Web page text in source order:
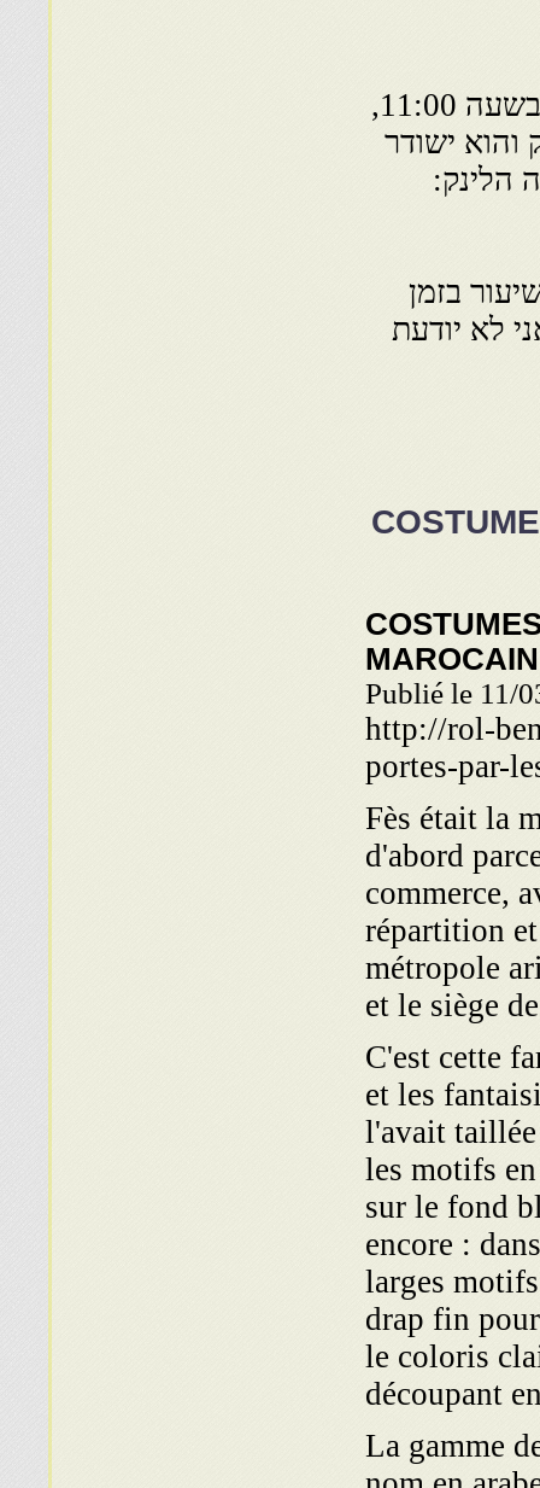
נ.ב.: אם אתה ליד מחשב ביום א' (היום) 30.11 בשעה 11:00,
ישודר
הלינק:
בזמן
לא יודעת
Publié le 11/
http://rol-
portes-par-
Fès était la
d'abord
commerce,
répartition
métropole
et le siège
C'est cette
et les
l'avait
les motifs
sur le fond
encore :
larges
drap fin
le coloris
découpant
La gamme